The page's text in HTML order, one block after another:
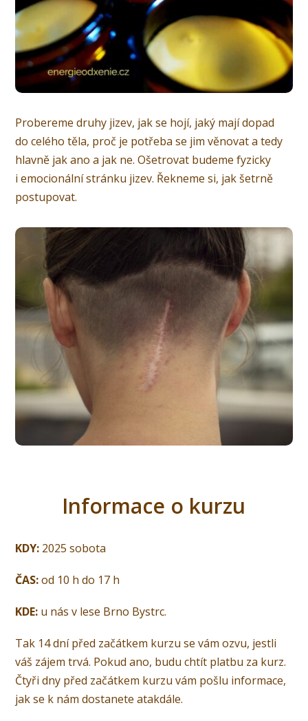
Probereme druhy jizev, jak se hojí, jaký mají dopad
do celého těla, proč je potřeba se jim věnovat a tedy
hlavně jak ano a jak ne. Ošetrovat budeme fyzicky
i emocionální stránku jizev. Řekneme si, jak šetrně
postupovat.
Informace o kurzu
KDY: 2025 sobota
ČAS:od 10 h do 17 h
KDE: u nás v lese Brno Bystrc.
Tak 14 dní před začátkem kurzu se vám ozvu, jestli
váš zájem trvá. Pokud ano, budu chtít platbu za kurz.
Čtyři dny před začátkem kurzu vám pošlu informace,
jak se k nám dostanete atakdále.